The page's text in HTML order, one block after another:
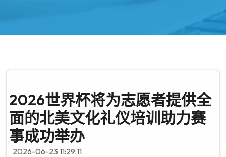
2026世界杯将为志愿者提供全
面的北美文化礼仪培训助力赛
事成功举办
2026-06-23 11:29:11